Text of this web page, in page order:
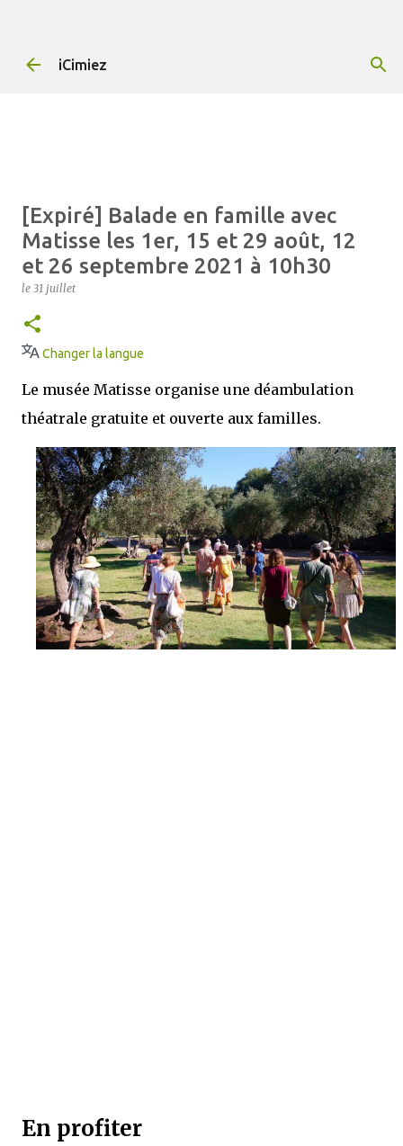
iCimiez
iCimiez rassemble les idées de choses à faire à
Cimiez, le quartier culturel et historique de Nice,
pour vous simplifier la vie. 👉 Contactez-nous dès
à présent 👈 pour partager vos bons plans ou si
[Expiré] Balade en famille avec
Matisse les 1er, 15 et 29 août, 12
et 26 septembre 2021 à 10h30
le 31 juillet
Changer la langue
Le musée Matisse organise une déambulation
théatrale gratuite et ouverte aux familles.
En profiter